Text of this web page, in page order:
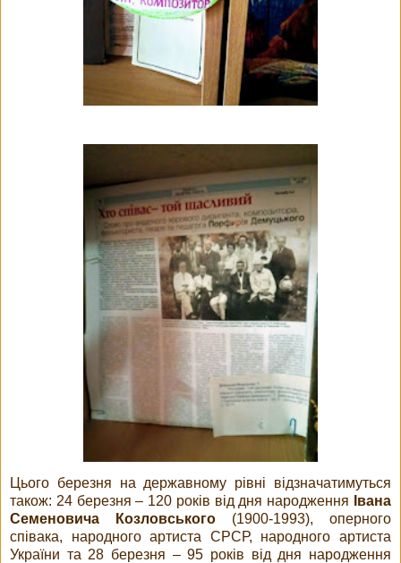
Цього березня на державному рівні відзначатимуться
також: 24 березня – 120 років від дня народження
Івана
Семеновича Козловського (1900-1993), оперного
співака, народного артиста СРСР, народного артиста
України та 28 березня – 95 років від дня народження